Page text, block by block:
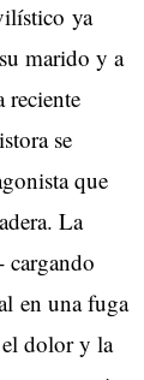
ya
marido y a
reciente
se
que
La
cargando
en una fuga
dolor y la